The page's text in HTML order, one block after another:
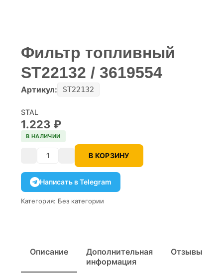
Фильтр топливный
ST22132 / 3619554
Артикул: ST22132
STAL
1.223 ₽
В НАЛИЧИИ
Количество В КОРЗИНУ
Написать в Telegram
Категория: Без категории
Описание
Дополнительная
информация
Отзывы